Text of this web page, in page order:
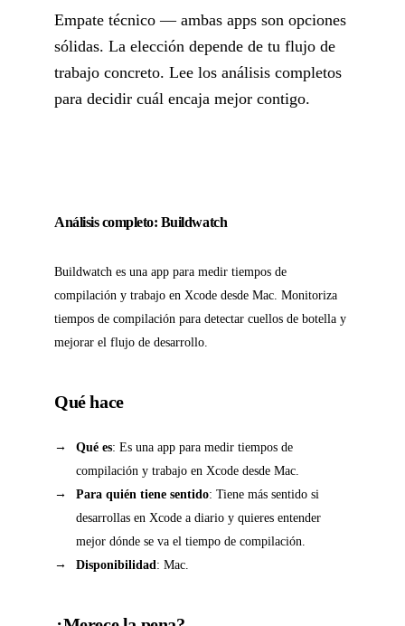
Empate técnico — ambas apps son opciones
sólidas. La elección depende de tu flujo de
trabajo concreto. Lee los análisis completos
para decidir cuál encaja mejor contigo.
Análisis completo: Buildwatch
Buildwatch es una app para medir tiempos de
compilación y trabajo en Xcode desde Mac. Monitoriza
tiempos de compilación para detectar cuellos de botella y
mejorar el flujo de desarrollo.
Qué hace
Qué es: Es una app para medir tiempos de
compilación y trabajo en Xcode desde Mac.
Para quién tiene sentido: Tiene más sentido si
desarrollas en Xcode a diario y quieres entender
mejor dónde se va el tiempo de compilación.
Disponibilidad: Mac.